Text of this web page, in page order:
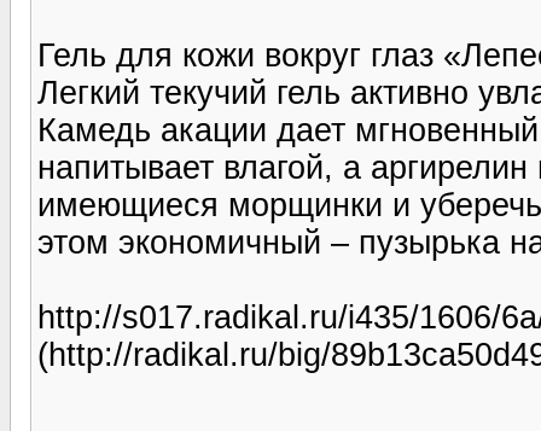
Гель для кожи вокруг глаз
Легкий текучий гель активно
Камедь акации дает
напитывает влагой, а
имеющиеся морщинки и
этом экономичный – пузырька
http://s017.radikal.ru/i435/1606/
(http://radikal.ru/big/